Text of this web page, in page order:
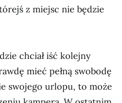
z miejsc nie będzie
chciał iść kolejny
mieć pełną swobodę
swojego urlopu, to może